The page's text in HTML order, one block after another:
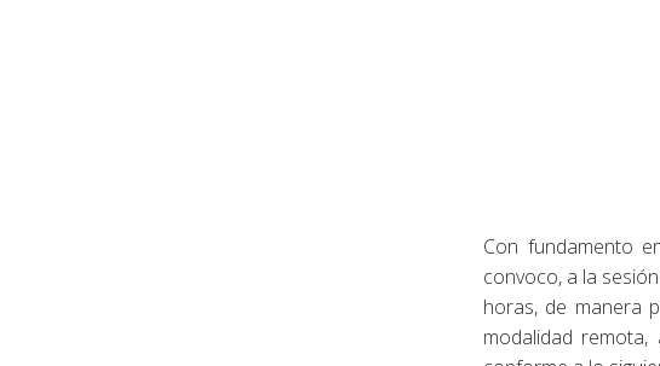
Con fundamento
convoco, a la
horas, de manera
modalidad